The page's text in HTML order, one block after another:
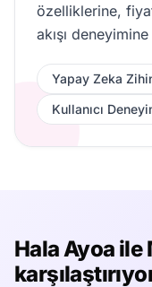
özelliklerine,
akışı
Yapay Zeka
Kullanıcı
Hala Ayoa